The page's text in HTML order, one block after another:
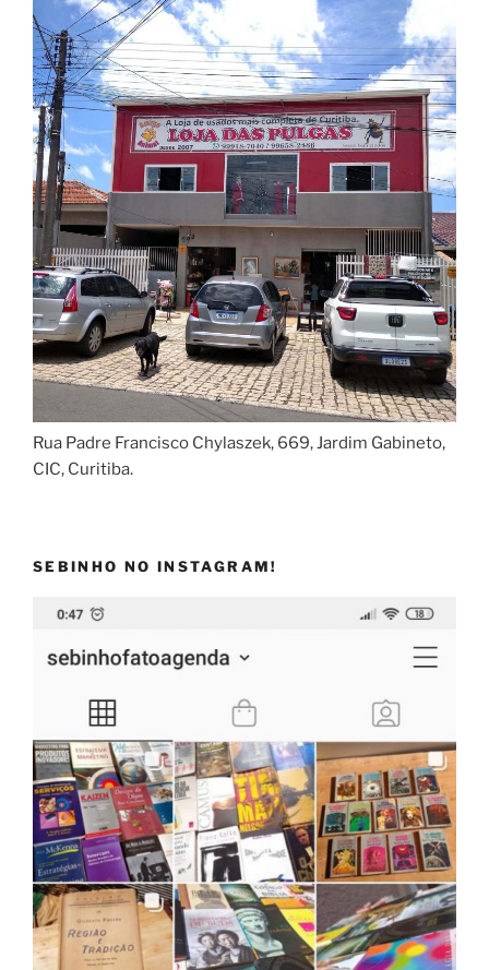
Rua Padre Francisco Chylaszek, 669, Jardim Gabineto,
CIC, Curitiba.
SEBINHO NO INSTAGRAM!